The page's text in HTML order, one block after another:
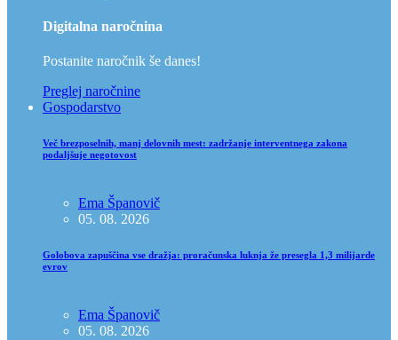
Digitalna naročnina
Postanite naročnik še danes!
Preglej naročnine
Gospodarstvo
Več brezposelnih, manj delovnih mest: zadržanje interventnega zakona
podaljšuje negotovost
Ema Španovič
05. 08. 2026
Golobova zapuščina vse dražja: proračunska luknja že presegla 1,3 milijarde
evrov
Ema Španovič
05. 08. 2026